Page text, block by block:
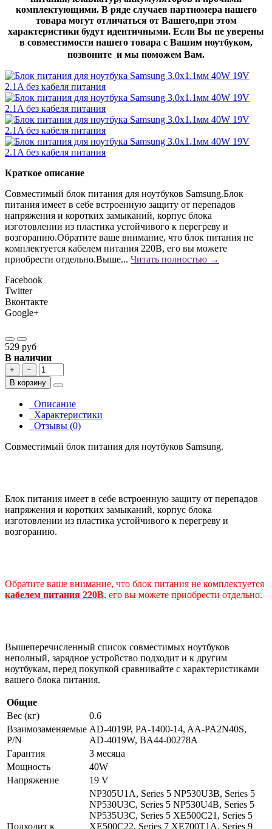
комплектующими. В ряде случаев партномера нашего
товара могут отличаться от Вашего,при этом
характеристики будут идентичными. Если Вы не уверены
в совместимости нашего товара с Вашим ноутбуком,
позвоните и мы поможем Вам.
Краткое описание
Совместимый блок питания для ноутбуков Samsung.Блок
питания имеет в себе встроенную защиту от перепадов
напряжения и коротких замыканий, корпус блока
изготовлении из пластика устойчивого к перегреву и
возгоранию.Обратите ваше внимание, что блок питания не
комплектуется кабелем питания 220В, его вы можете
приобрести отдельно.Выше... Читать полностью →
Facebook
Twitter
Вконтакте
Google+
529 руб
В наличии
+
−
В корзину
Описание
Характеристики
Отзывы (0)
Совместимый блок питания для ноутбуков Samsung.
Блок питания имеет в себе встроенную защиту от перепадов
напряжения и коротких замыканий, корпус блока
изготовлении из пластика устойчивого к перегреву и
возгоранию.
Обратите ваше внимание, что блок питания не комплектуется
кабелем питания 220В, его вы можете приобрести отдельно.
Вышеперечисленный список совместимых ноутбуков
неполный, зарядное устройство подходит и к другим
ноутбукам, перед покупкой сравнивайте с характеристиками
вашего блока питания.
Общие
Вес (кг)
0.6
Взаимозаменяемые
P/N
AD-4019P, PA-1400-14, AA-PA2N40S,
AD-4019W, BA44-00278A
Гарантия
3 месяца
Мощность
40W
Напряжение
19 V
Подходит к
NP305U1A, Series 5 NP530U3B, Series 5
NP530U3C, Series 5 NP530U4B, Series 5
NP535U3C, Series 5 XE500C21, Series 5
XE500C22, Series 7 XE700T1A, Series 9